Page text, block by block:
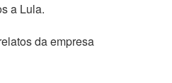
a Lula.
da empresa